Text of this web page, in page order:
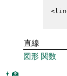
直線
図形関数